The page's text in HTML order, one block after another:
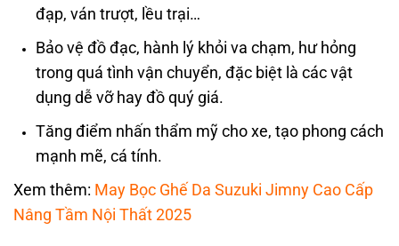
đạp, ván trượt, lều trại…
Bảo vệ đồ đạc, hành lý khỏi va chạm, hư hỏng
trong quá tình vận chuyển, đặc biệt là các vật
dụng dễ vỡ hay đồ quý giá.
Tăng điểm nhấn thẩm mỹ cho xe, tạo phong cách
mạnh mẽ, cá tính.
Xem thêm: May Bọc Ghế Da Suzuki Jimny Cao Cấp
Nâng Tầm Nội Thất 2025